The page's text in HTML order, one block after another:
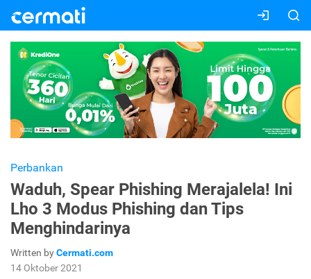
Perbankan
Waduh, Spear Phishing Merajalela! Ini
Lho 3 Modus Phishing dan Tips
Menghindarinya
Written byCermati.com
14 Oktober 2021